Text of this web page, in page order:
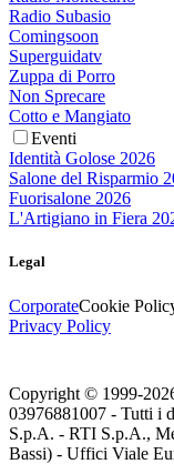
Radio Subasio
Comingsoon
Superguidatv
Zuppa di Porro
Non Sprecare
Cotto e Mangiato
Eventi
Identità Golose 2026
Salone del Risparmio
Fuorisalone 2026
L'Artigiano in Fiera
Legal
CorporateCookie
Privacy Policy
Copyright © 1999-
03976881007 - Tutti i
S.p.A. - RTI S.p.A.,
Bassi) - Uffici Viale